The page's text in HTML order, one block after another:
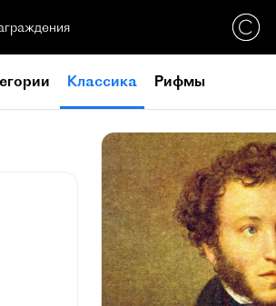
Классика Рифмы